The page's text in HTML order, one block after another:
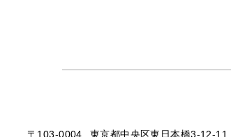
〒103-0004 東京都中央区東日本橋3-12-11